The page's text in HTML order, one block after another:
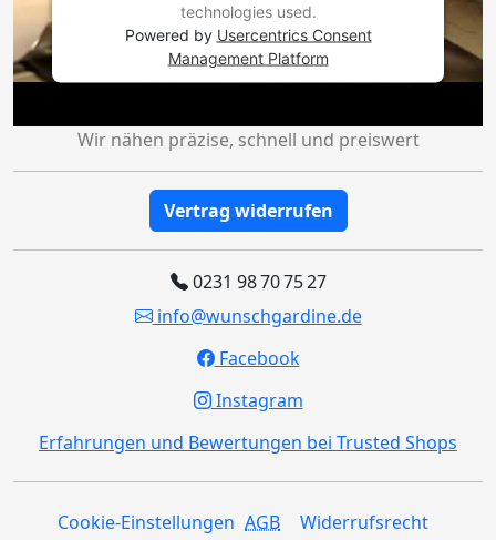
technologies used.
Powered by Usercentrics Consent
Management Platform
Wir nähen präzise, schnell und preiswert
Vertrag widerrufen
0231 98 70 75 27
info@wunschgardine.de
Facebook
Instagram
Erfahrungen und Bewertungen bei Trusted Shops
Cookie-Einstellungen AGB Widerrufsrecht